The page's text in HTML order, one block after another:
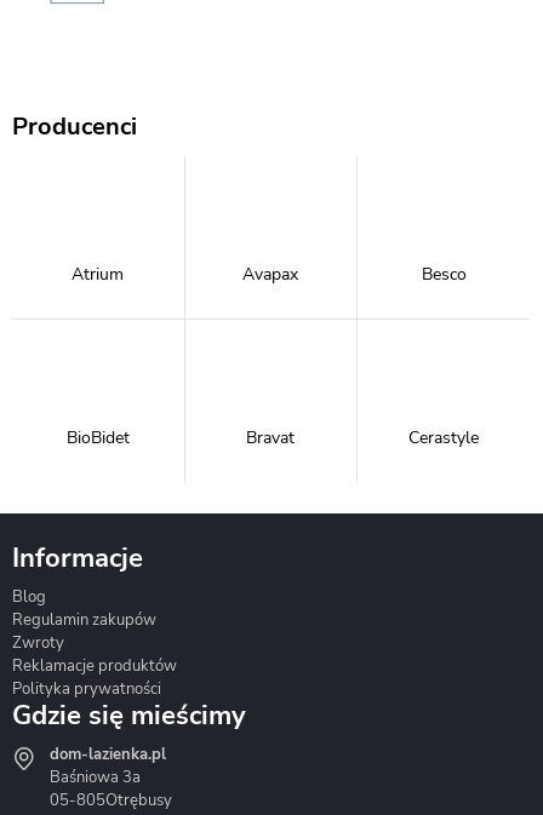
Producenci
Atrium Avapax Besco
BioBidet Bravat Cerastyle
Hydrostop
Informacje
Blog
Regulamin zakupów
Zwroty
Reklamacje produktów
Polityka prywatności
Gdzie się mieścimy
dom-lazienka.pl
Baśniowa 3a
05-805Otrębusy